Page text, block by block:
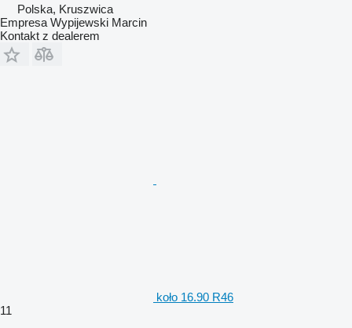
Polska, Kruszwica
Empresa Wypijewski Marcin
Kontakt z dealerem
koło 16.90 R46
11